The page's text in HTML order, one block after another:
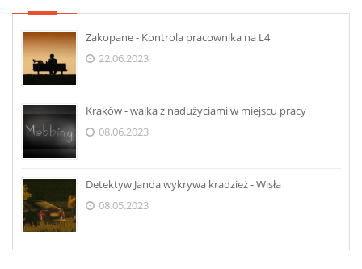
Zakopane - Kontrola pracownika na L4
22.06.2023
Kraków - walka z nadużyciami w miejscu pracy
08.06.2023
Detektyw Janda wykrywa kradzież - Wisła
08.05.2023